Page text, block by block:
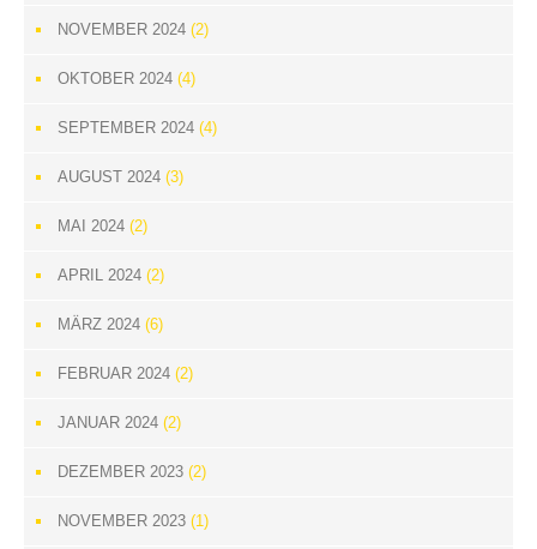
NOVEMBER 2024 (2)
OKTOBER 2024 (4)
SEPTEMBER 2024 (4)
AUGUST 2024 (3)
MAI 2024 (2)
APRIL 2024 (2)
MÄRZ 2024 (6)
FEBRUAR 2024 (2)
JANUAR 2024 (2)
DEZEMBER 2023 (2)
NOVEMBER 2023 (1)